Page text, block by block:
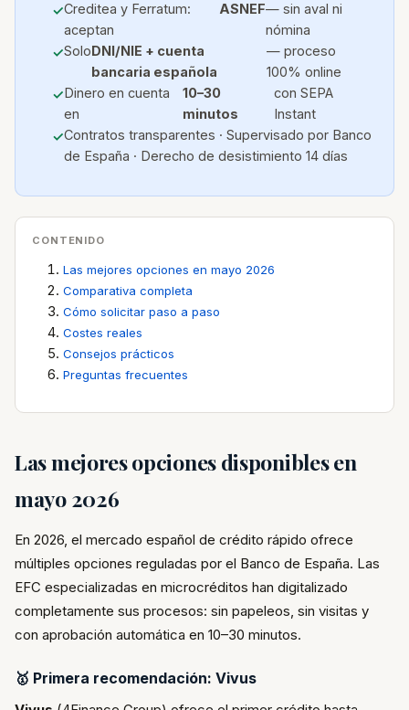
Creditea y Ferratum:
aceptan
ASNEF— sin aval ni
nómina
SoloDNI/NIE + cuenta
bancaria española
— proceso
100% online
Dinero en cuenta
en
10–30
minutos
con SEPA
Instant
Contratos transparentes · Supervisado por Banco
de España · Derecho de desistimiento 14 días
CONTENIDO
Las mejores opciones en mayo 2026
Comparativa completa
Cómo solicitar paso a paso
Costes reales
Consejos prácticos
Preguntas frecuentes
Las mejores opciones disponibles en
mayo 2026
En 2026, el mercado español de crédito rápido ofrece
múltiples opciones reguladas por el Banco de España. Las
EFC especializadas en microcréditos han digitalizado
completamente sus procesos: sin papeleos, sin visitas y
con aprobación automática en 10–30 minutos.
🥇 Primera recomendación: Vivus